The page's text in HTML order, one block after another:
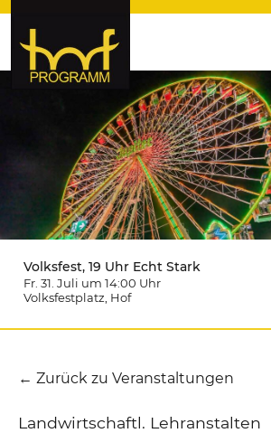
hof-programm – das
Veranstaltungsportal für
Hochfranken
Volksfest, 19 Uhr Echt Stark
Fr. 31. Juli um 14:00 Uhr
Volksfestplatz , Hof
← Zurück zu Veranstaltungen
Landwirtschaftl. Lehranstalten